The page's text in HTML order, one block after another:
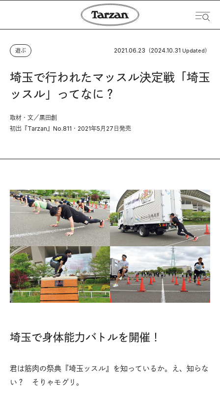
遊ぶ 2021.06.23 （2024.10.31 Updated）
埼玉で行われたマッスル決定戦「埼玉
ッスル」ってなに？
取材・文／黒田創
初出『Tarzan』No.811・2021年5月27日発売
埼玉で身体能力バトルを開催！
君は筋肉の祭典『埼玉ッスル』を知っているか。え、知らな
い？ そりゃモグリ。